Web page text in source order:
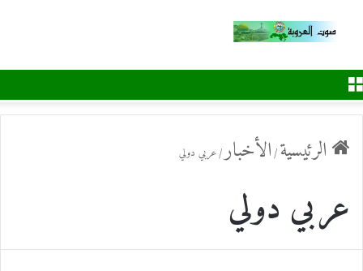
الرئيسية/الأخبار/عربي دولي
عربي دولي